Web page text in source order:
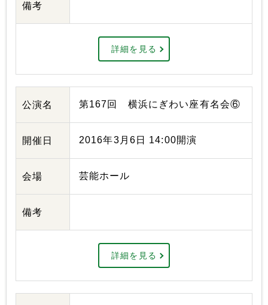
備考
詳細を見る
公演名 第167回 横浜にぎわい座有名会⑥
開催日 2016年3月6日 14:00開演
会場 芸能ホール
備考
詳細を見る